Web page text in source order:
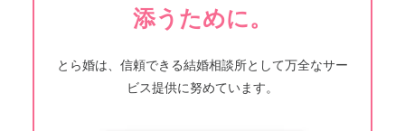
添うために。
とら婚は、信頼できる結婚相談所として万全なサー
ビス提供に努めています。